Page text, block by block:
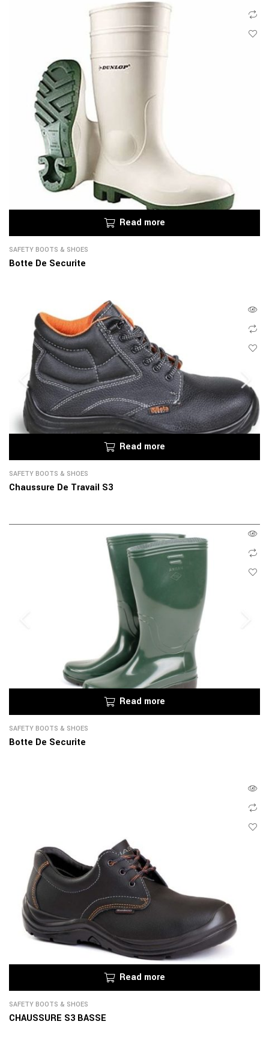
Read more
SAFETY BOOTS & SHOES
Botte De Securite
Read more
SAFETY BOOTS & SHOES
Chaussure De Travail S3
Read more
SAFETY BOOTS & SHOES
Botte De Securite
Read more
SAFETY BOOTS & SHOES
CHAUSSURE S3 BASSE